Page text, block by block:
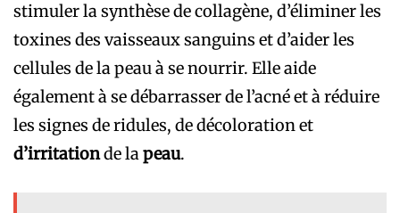
stimuler la synthèse de collagène, d’éliminer les
toxines des vaisseaux sanguins et d’aider les
cellules de la peau à se nourrir. Elle aide
également à se débarrasser de l’acné et à réduire
les signes de ridules, de décoloration et
d’irritationde lapeau.